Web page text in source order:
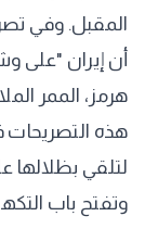
المقبل. وفي
أن إيران "على
هرمز، الممر
لتلقي بظلالها
وتفتح باب